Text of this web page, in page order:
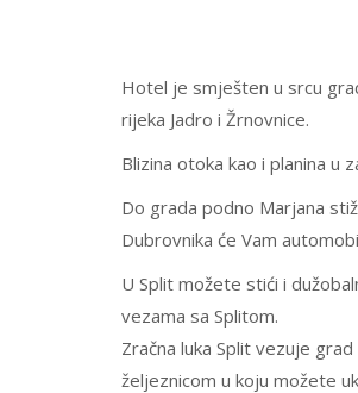
Hotel je smješten u srcu
rijeka Jadro i Žrnovnice.
Blizina otoka kao i planina u
Do grada podno Marjana
Dubrovnika će Vam
U Split možete stići i
vezama sa Splitom.
Zračna luka Split vezuje
željeznicom u koju možete